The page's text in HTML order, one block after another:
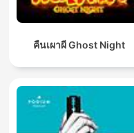
คืนเผาผี Ghost Night